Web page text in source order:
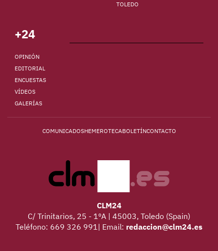
TOLEDO
+24
OPINIÓN
EDITORIAL
ENCUESTAS
VÍDEOS
GALERÍAS
COMUNICADOSHEMEROTECABOLETÍNCONTACTO
CLM24
C/ Trinitarios, 25 - 1ºA | 45003, Toledo (Spain)
Teléfono: 669 326 991| Email: redaccion@clm24.es